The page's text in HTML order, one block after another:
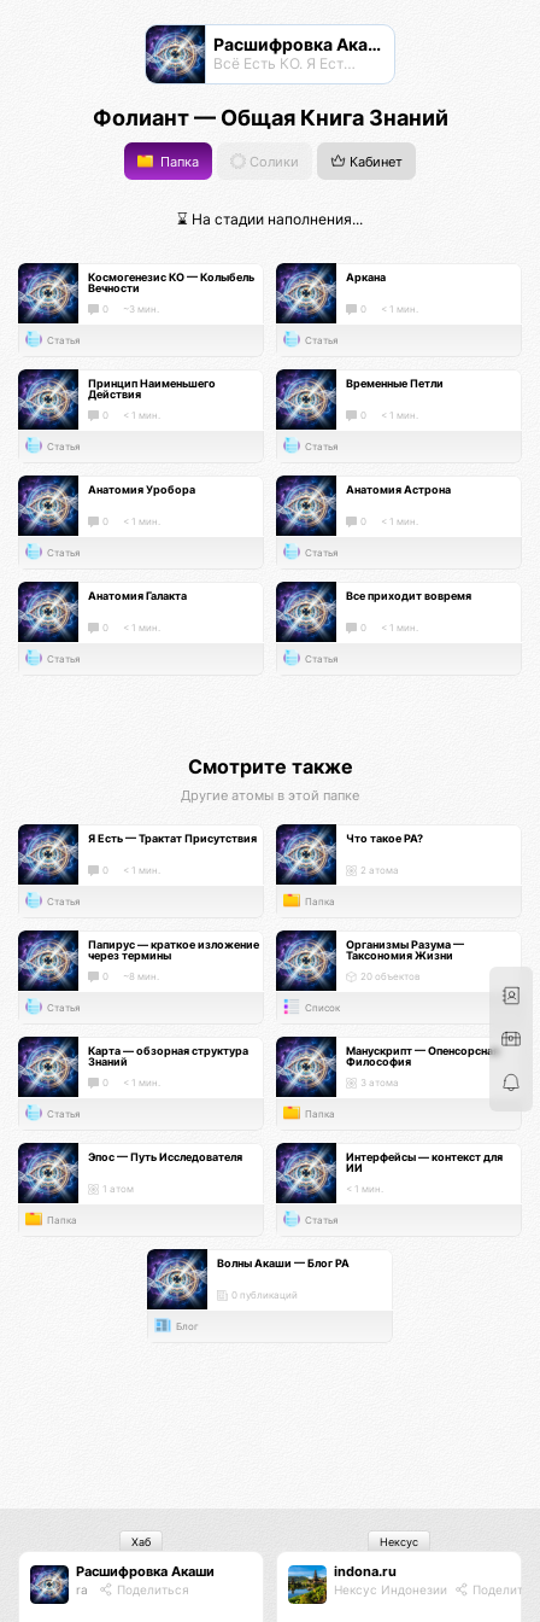
Расшифровка Акаши
Всё Есть КО. Я Есть КО.
Фолиант — Общая Книга Знаний
Папка Солики Кабинет
⌛ На стадии наполнения...
Космогенезис КО — Колыбель
Вечности
0 ~3 мин.
Статья
Аркана
0 < 1 мин.
Статья
Принцип Наименьшего
Действия
0 < 1 мин.
Статья
Временные Петли
0 < 1 мин.
Статья
Анатомия Уробора
0 < 1 мин.
Статья
Анатомия Астрона
0 < 1 мин.
Статья
Анатомия Галакта
0 < 1 мин.
Статья
Все приходит вовремя
0 < 1 мин.
Статья
Смотрите также
Другие атомы в этой папке
Я Есть — Трактат Присутствия
0 < 1 мин.
Статья
Что такое РА?
2 атома
Папка
Папирус — краткое изложение
через термины
0 ~8 мин.
Статья
Организмы Разума —
Таксономия Жизни
20 объектов
Список
Карта — обзорная структура
Знаний
0 < 1 мин.
Статья
Манускрипт — Опенсорсная
Философия
3 атома
Папка
Эпос — Путь Исследователя
1 атом
Папка
Интерфейсы — контекст для
ИИ
< 1 мин.
Статья
Волны Акаши — Блог РА
0 публикаций
Блог
Расшифровка Акаши
ra Поделиться
Хаб
indona.ru
Нексус Индонезии
Нексус